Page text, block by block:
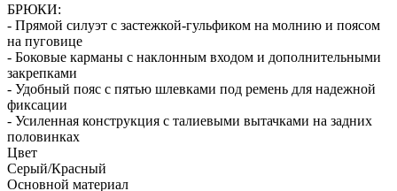
БРЮКИ:
- Прямой силуэт с застежкой-гульфиком на молнию и поясом
на пуговице
- Боковые карманы с наклонным входом и дополнительными
закрепками
- Удобный пояс с пятью шлевками под ремень для надежной
фиксации
- Усиленная конструкция с талиевыми вытачками на задних
половинках
Цвет
Серый/Красный
Основной материал